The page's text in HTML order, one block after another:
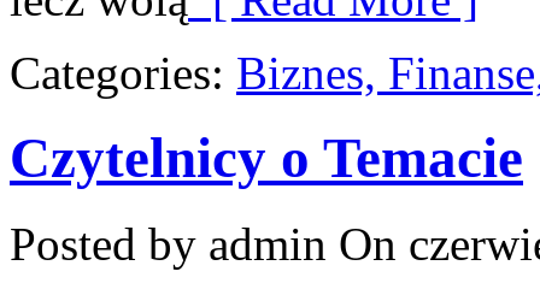
Categories: Biznes,
Czytelnicy o Temacie
Posted by admin On